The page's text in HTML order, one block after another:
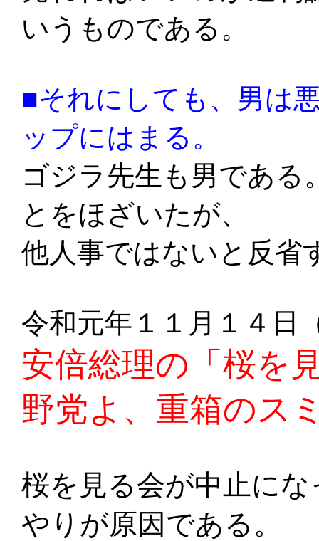
いうものである。
■それにしても、男は
ップにはまる。
ゴジラ先生も男である
とをほざいたが、
他人事ではないと反省
令和元年１１月１４日
安倍総理の「桜を
野党よ、重箱のス
桜を見る会が中止に
やりが原因である。